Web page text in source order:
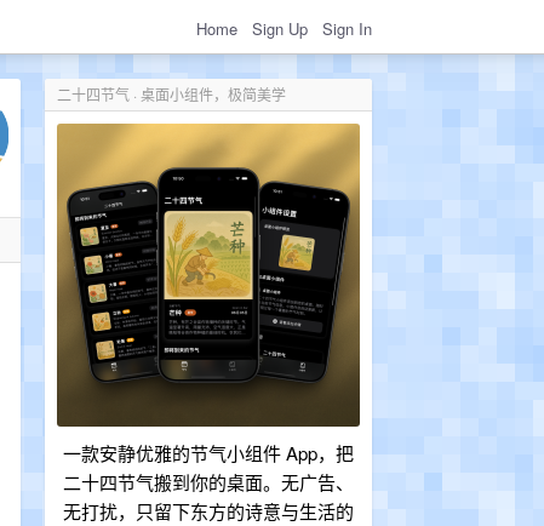
Home Sign Up Sign In
二十四节气 · 桌面小组件，极简美学
一款安静优雅的节气小组件 App，把
二十四节气搬到你的桌面。无广告、
无打扰，只留下东方的诗意与生活的